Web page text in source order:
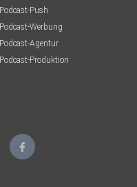
Podcast-Push
Podcast-Werbung
Podcast-Agentur
Podcast-Produktion